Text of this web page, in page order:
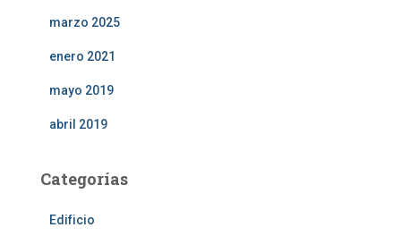
marzo 2025
enero 2021
mayo 2019
abril 2019
Categorías
Edificio